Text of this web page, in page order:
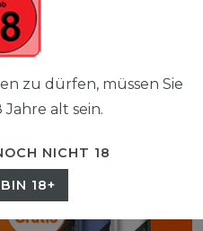
zu dürfen, müssen Sie
Jahre alt sein.
NICHT 18
18+